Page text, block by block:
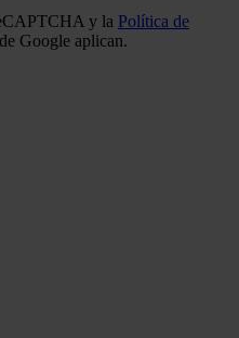
y la Política de
de Google aplican.